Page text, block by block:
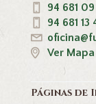
94 681
94 681 13
Ver Mapa
Páginas de